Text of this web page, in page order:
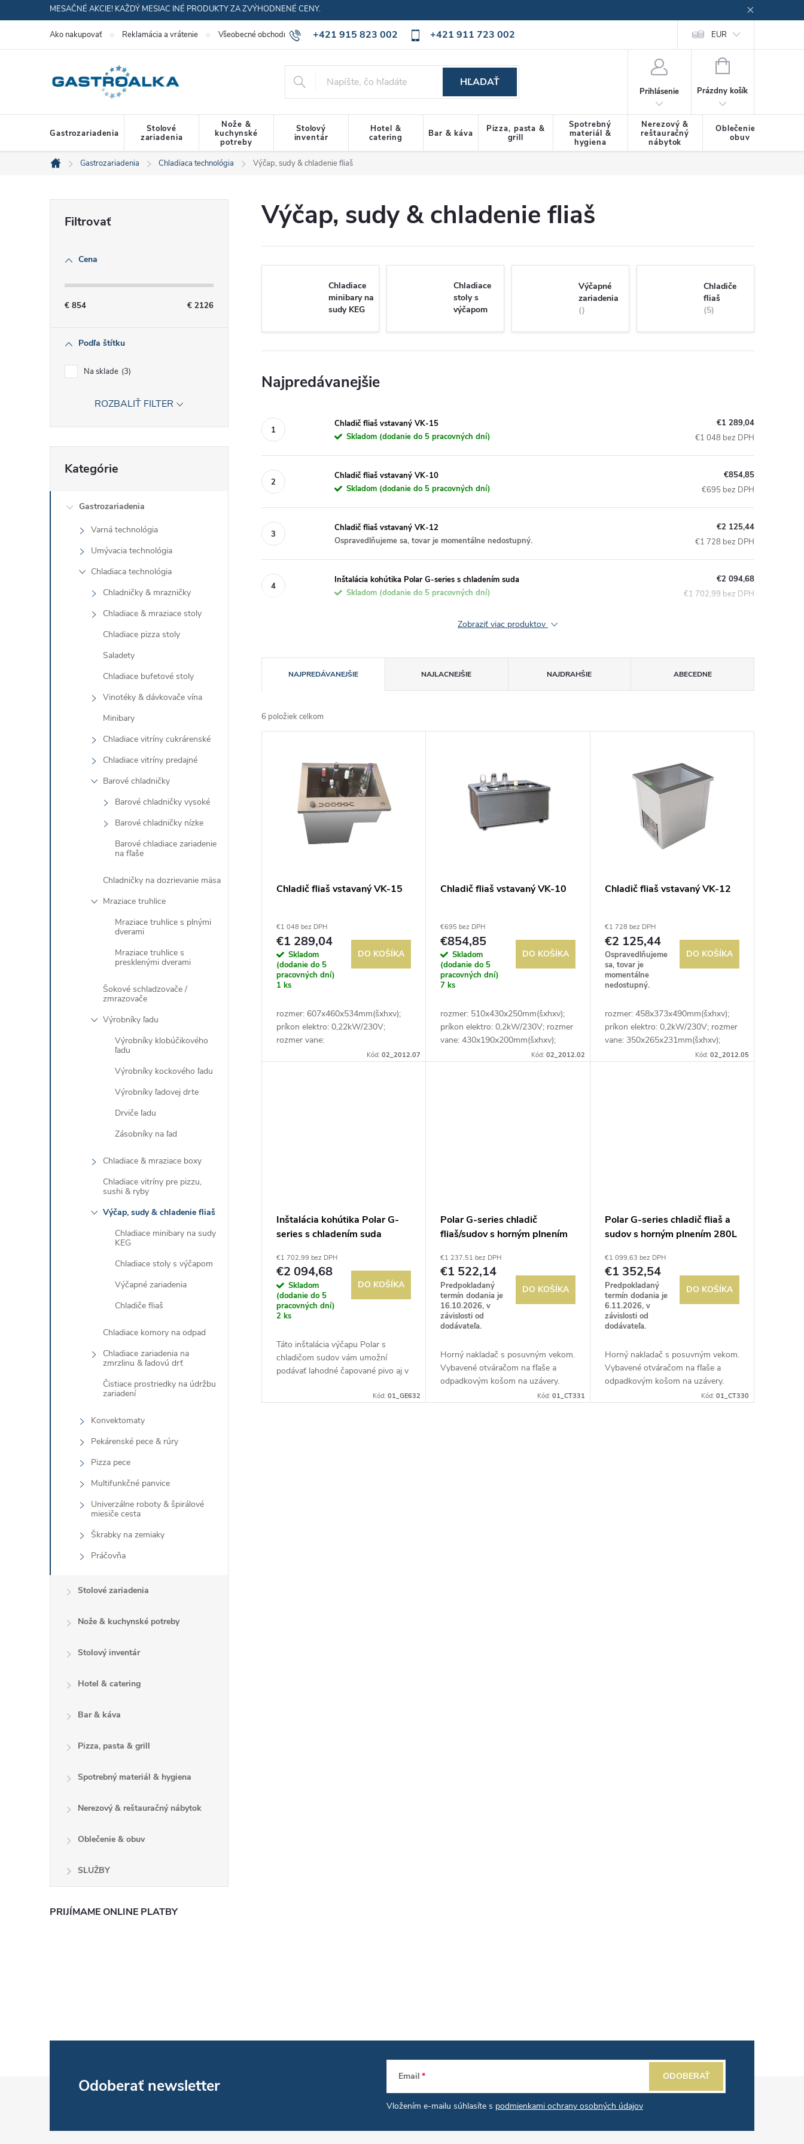
na
MESAČNÉ AKCIE! KAŽDÝ MESIAC INÉ PRODUKTY ZA ZVÝHODNENÉ CENY.
+421 915 823 002 +421 911 723 002
Ako nakupovať Reklamácia a vrátenie Všeobecné obchodné podmienky Ochrana osobných údajov Cookies policy EUR
HĽADAŤ
Prihlásenie
NÁKUPNÝ
Prázdny košík
Gastrozariadenia
Stolové
zariadenia
Nože &
kuchynské
potreby
Stolový
inventár
Hotel &
catering
Bar & káva
Pizza, pasta &
grill
Spotrebný
materiál &
hygiena
Nerezový &
reštauračný
nábytok
Oblečenie &
obuv
Domov
Gastrozariadenia Chladiaca technológia Výčap, sudy & chladenie fliaš
n
e
l
Cena
€ 854 € 2126
Podľa štítku
Na sklade 3
ROZBALIŤ FILTER
kategórie
Kategórie
Gastrozariadenia
Varná technológia
Umývacia technológia
Chladiaca technológia
Chladničky & mrazničky
Chladiace & mraziace stoly
Chladiace pizza stoly
Saladety
Chladiace bufetové stoly
Vinotéky & dávkovače vína
Minibary
Chladiace vitríny cukrárenské
Chladiace vitríny predajné
Barové chladničky
Barové chladničky vysoké
Barové chladničky nízke
Barové chladiace zariadenie
na fľaše
Chladničky na dozrievanie mäsa
Mraziace truhlice
Mraziace truhlice s plnými
dverami
Mraziace truhlice s
presklenými dverami
Šokové schladzovače /
zmrazovače
Výrobníky ľadu
Výrobníky klobúčikového
ľadu
Výrobníky kockového ľadu
Výrobníky ľadovej drte
Drviče ľadu
Zásobníky na ľad
Chladiace & mraziace boxy
Chladiace vitríny pre pizzu,
sushi & ryby
Výčap, sudy & chladenie fliaš
Chladiace minibary na sudy
KEG
Chladiace stoly s výčapom
Výčapné zariadenia
Chladiče fliaš
Chladiace komory na odpad
Chladiace zariadenia na
zmrzlinu & ľadovú drť
Čistiace prostriedky na údržbu
zariadení
Konvektomaty
Pekárenské pece & rúry
Pizza pece
Multifunkčné panvice
Univerzálne roboty & špirálové
miesiče cesta
Škrabky na zemiaky
Práčovňa
Stolové zariadenia
Nože & kuchynské potreby
Stolový inventár
Hotel & catering
Bar & káva
Pizza, pasta & grill
Spotrebný materiál & hygiena
Nerezový & reštauračný nábytok
Oblečenie & obuv
SLUŽBY
PRIJÍMAME ONLINE PLATBY
Výčap, sudy & chladenie fliaš
Chladiace
minibary na
sudy KEG
Chladiace
stoly s
výčapom
Výčapné
zariadenia
Chladiče
fliaš
5
Najpredávanejšie
Chladič fliaš vstavaný VK-15
Skladom (dodanie do 5 pracovných dní)
€1 289,04
€1 048 bez DPH
Chladič fliaš vstavaný VK-10
Skladom (dodanie do 5 pracovných dní)
€854,85
€695 bez DPH
Chladič fliaš vstavaný VK-12
Ospravedlňujeme sa, tovar je momentálne nedostupný.
€2 125,44
€1 728 bez DPH
Inštalácia kohútika Polar G-series s chladením suda
Skladom (dodanie do 5 pracovných dní)
€2 094,68
€1 702,99 bez DPH
Zobraziť viac produktov
a
d
t
NAJPREDÁVANEJŠIE NAJLACNEJŠIE NAJDRAHŠIE ABECEDNE
6 položiek celkom
Chladič fliaš vstavaný VK-15
€1 048 bez DPH
€1 289,04
Skladom
(dodanie do 5
pracovných dní)
1 ks
DO KOŠÍKA
rozmer: 607x460x534mm(šxhxv);
príkon elektro: 0,22kW/230V;
rozmer vane:
505x305x250mm(šxhxv); kapacita:
Kód:02_2012.07
Chladič fliaš vstavaný VK-10
€695 bez DPH
€854,85
Skladom
(dodanie do 5
pracovných dní)
7 ks
DO KOŠÍKA
rozmer: 510x430x250mm(šxhxv);
príkon elektro: 0,2kW/230V; rozmer
vane: 430x190x200mm(šxhxv);
kapacita: 10ks fliaš ; chladenie:
Kód: 02_2012.02
Chladič fliaš vstavaný VK-12
€1 728 bez DPH
€2 125,44
Ospravedlňujeme
sa, tovar je
momentálne
nedostupný.
DO KOŠÍKA
rozmer: 458x373x490mm(šxhxv);
príkon elektro: 0,2kW/230V; rozmer
vane: 350x265x231mm(šxhxv);
kapacita: 12ks fliaš ; chladenie:
Kód: 02_2012.05
Inštalácia kohútika Polar G-
series s chladením suda
€1 702,99 bez DPH
€2 094,68
Skladom
(dodanie do 5
pracovných dní)
2 ks
DO KOŠÍKA
Táto inštalácia výčapu Polar s
chladičom sudov vám umožní
podávať lahodné čapované pivo aj v
Kód:01_GE632
Polar G-series chladič
fliaš/sudov s horným plnením
€1 237,51 bez DPH
€1 522,14
Predpokladaný
termín dodania je
16.10.2026, v
závislosti od
dodávateľa.
DO KOŠÍKA
Horný nakladač s posuvným vekom.
Vybavené otváračom na fľaše a
odpadkovým košom na uzávery.
Kód: 01_CT331
Polar G-series chladič fliaš a
sudov s horným plnením 280L
€1 099,63 bez DPH
€1 352,54
Predpokladaný
termín dodania je
6.11.2026, v
závislosti od
dodávateľa.
DO KOŠÍKA
Horný nakladač s posuvným vekom.
Vybavené otváračom na fľaše a
odpadkovým košom na uzávery.
Kód: 01_CT330
Odoberať newsletter Email
Vložením e-mailu súhlasíte s podmienkami ochrany osobných údajov
ODOBERAŤ